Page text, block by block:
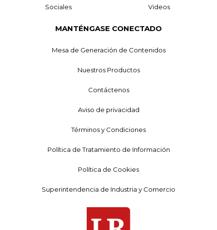
Sociales Videos
MANTÉNGASE CONECTADO
Mesa de Generación de Contenidos
Nuestros Productos
Contáctenos
Aviso de privacidad
Términos y Condiciones
Política de Tratamiento de Información
Política de Cookies
Superintendencia de Industria y Comercio